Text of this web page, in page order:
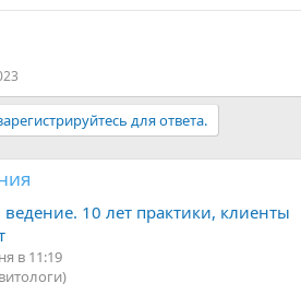
для ответа.
10 лет практики, клиенты
в 11:19